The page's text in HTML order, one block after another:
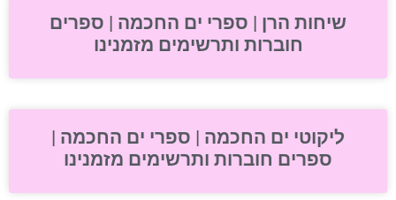
שיחות הרן | ספרי ים החכמה | ספרים
חוברות ותרשימים מזמנינו
ליקוטי ים החכמה | ספרי ים החכמה |
ספרים חוברות ותרשימים מזמנינו